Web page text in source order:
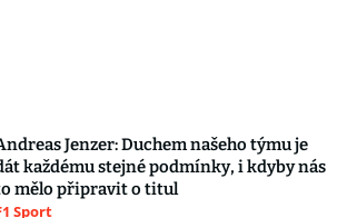
Jenzer: Duchem našeho týmu je
každému stejné podmínky, i kdyby nás
mělo připravit o titul
Sport